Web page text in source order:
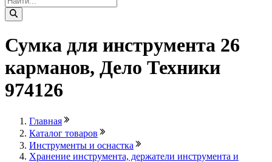
Сумка для инструмента 26
карманов, Дело Техники
974126
Главная
Каталог товаров
Инструменты и оснастка
Хранение инструмента, держатели инструмента и